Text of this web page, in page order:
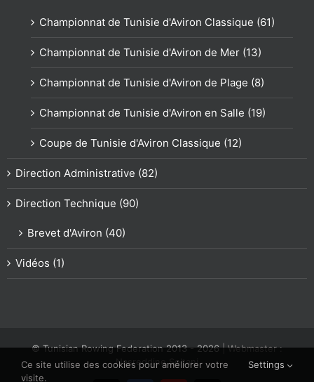
Championnat de Tunisie d'Aviron Classique (61)
Championnat de Tunisie d'Aviron de Mer (13)
Championnat de Tunisie d'Aviron de Plage (8)
Championnat de Tunisie d'Aviron en Salle (19)
Coupe de Tunisie d'Aviron Classique (12)
Direction Administrative (82)
Direction Technique (90)
Brevet d'Aviron (40)
Vidéos (1)
© Tunisian Rowing Federation 2013 -2026| Webmaster :
Nasreddine Soltani
Ce site utilise des cookies pour améliorer votre
visite.
Settings